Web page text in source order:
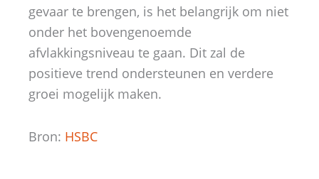
gevaar te brengen, is het belangrijk om niet
onder het bovengenoemde
afvlakkingsniveau te gaan. Dit zal de
positieve trend ondersteunen en verdere
groei mogelijk maken.
Bron: HSBC